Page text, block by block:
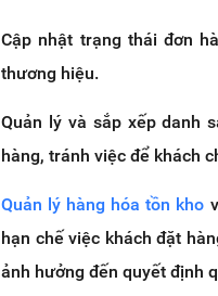
Cập nhật trạng thái đơn
thương hiệu.
Quản lý và sắp xếp danh
hàng, tránh việc để khách
Quản lý hàng hóa tồn kho
hạn chế việc khách đặt
ảnh hưởng đến quyết định